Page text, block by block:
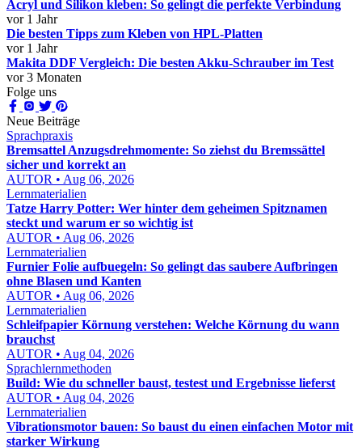
Acryl und Silikon kleben: So gelingt die perfekte Verbindung
vor 1 Jahr
Die besten Tipps zum Kleben von HPL-Platten
vor 1 Jahr
Makita DDF Vergleich: Die besten Akku-Schrauber im Test
vor 3 Monaten
Folge uns
Neue Beiträge
Sprachpraxis
Bremsattel Anzugsdrehmomente: So ziehst du Bremssättel
sicher und korrekt an
AUTOR • Aug 06, 2026
Lernmaterialien
Tatze Harry Potter: Wer hinter dem geheimen Spitznamen
steckt und warum er so wichtig ist
AUTOR • Aug 06, 2026
Lernmaterialien
Furnier Folie aufbuegeln: So gelingt das saubere Aufbringen
ohne Blasen und Kanten
AUTOR • Aug 06, 2026
Lernmaterialien
Schleifpapier Körnung verstehen: Welche Körnung du wann
brauchst
AUTOR • Aug 04, 2026
Sprachlernmethoden
Build: Wie du schneller baust, testest und Ergebnisse lieferst
AUTOR • Aug 04, 2026
Lernmaterialien
Vibrationsmotor bauen: So baust du einen einfachen Motor mit
starker Wirkung